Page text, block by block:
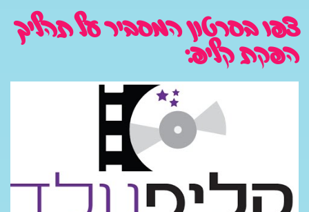
צפו בסרטון המסביר על תהליך
הפקת קליפ: